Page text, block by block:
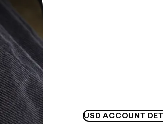
USD ACCOUNT